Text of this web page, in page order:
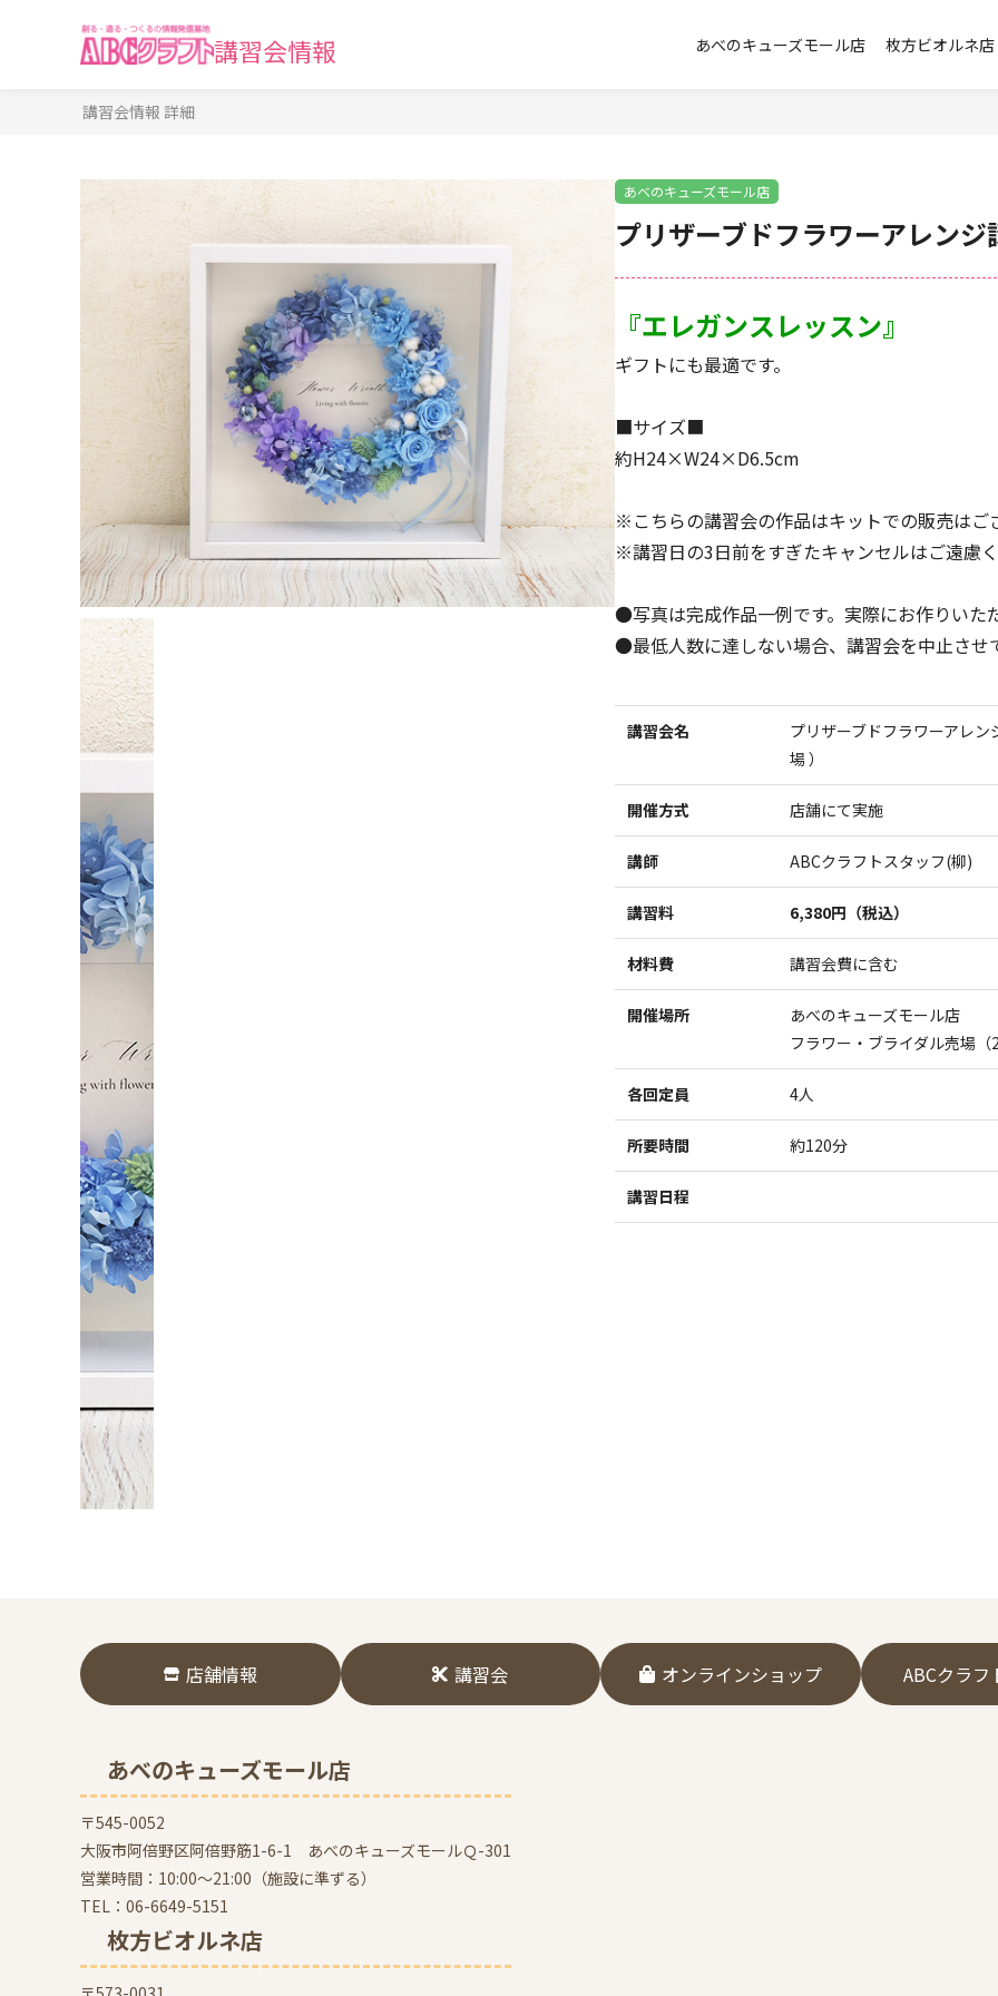
講習会情報 あべのキューズモール店 枚方ビオルネ店
講習会情報 詳細
あべのキューズモール店
プリザーブドフラワーアレンジ
『エレガンスレッスン』
ギフトにも最適です。
■サイズ■
約H24×W24×D6.5cm
※こちらの講習会の作品はキットでの販売はご
※講習日の3日前をすぎたキャンセルはご遠慮
●写真は完成作品一例です。実際にお作りいた
●最低人数に達しない場合、講習会を中止させ
講習会名
プリザーブドフラワーアレ
場 ）
開催方式 店舗にて実施
講師 ABCクラフトスタッフ(柳)
講習料 6,380円（税込）
材料費 講習会費に含む
開催場所
あべのキューズモール店
フラワー・ブライダル売場（
各回定員 4人
所要時間 約120分
講習日程
店舗情報 講習会 オンラインショップ ABCクラフ
あべのキューズモール店
〒545-0052
大阪市阿倍野区阿倍野筋1-6-1 あべのキューズモールＱ-301
営業時間：10:00～21:00（施設に準ずる）
TEL： 06-6649-5151
枚方ビオルネ店